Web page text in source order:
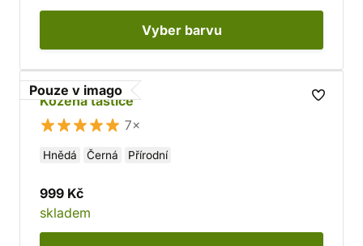
Vyber barvu
Pouze v imago
Kožená taštice
7×
Hnědá Černá Přírodní
999 Kč
skladem